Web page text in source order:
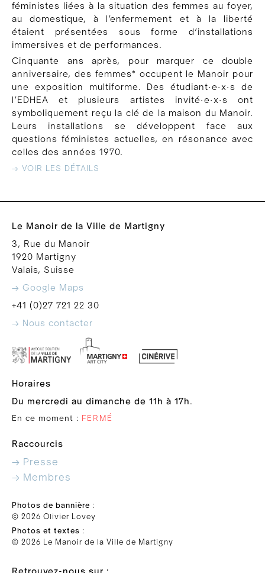
féministes liées à la situation des femmes au foyer,
au domestique, à l’enfermement et à la liberté
étaient présentées sous forme d’installations
immersives et de performances.
Cinquante ans après, pour marquer ce double
anniversaire, des femmes* occupent le Manoir pour
une exposition multiforme. Des étudiant·e·x·s de
l’EDHEA et plusieurs artistes invité·e·x·s ont
symboliquement reçu la clé de la maison du Manoir.
Leurs installations se développent face aux
questions féministes actuelles, en résonance avec
celles des années 1970.
→ VOIR LES DÉTAILS
Le Manoir de la Ville de Martigny
3, Rue du Manoir
1920 Martigny
Valais, Suisse
→ Google Maps
+41 (0)27 721 22 30
→ Nous contacter
Horaires
Du mercredi au dimanche de 11h à 17h.
En ce moment : FERMÉ
Raccourcis
→ Presse
→ Membres
Photos de bannière :
© 2026 Olivier Lovey
Photos et textes :
© 2026 Le Manoir de la Ville de Martigny
Retrouvez-nous sur :